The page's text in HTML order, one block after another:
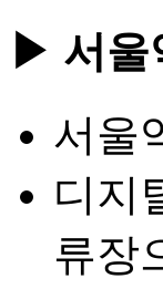
▶ 서울
서울
디지
류장